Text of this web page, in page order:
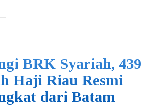
BRK Syariah, 439
Haji Riau Resmi
dari Batam